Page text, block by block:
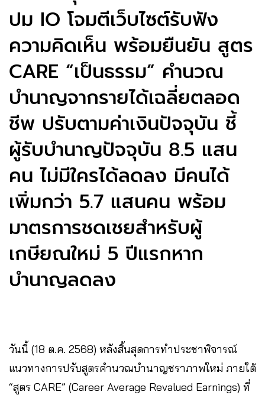
ปม IO โจมตีเว็บไซต์รับฟัง
ความคิดเห็น พร้อมยืนยัน สูตร
CARE “เป็นธรรม” คำนวณ
บำนาญจากรายได้เฉลี่ยตลอด
ชีพ ปรับตามค่าเงินปัจจุบัน ชี้
ผู้รับบำนาญปัจจุบัน 8.5 แสน
คน ไม่มีใครได้ลดลง มีคนได้
เพิ่มกว่า 5.7 แสนคน พร้อม
มาตรการชดเชยสำหรับผู้
เกษียณใหม่ 5 ปีแรกหาก
บำนาญลดลง
วันนี้ (18 ต.ค. 2568) หลังสิ้นสุดการทำประชาพิจารณ์
แนวทางการปรับสูตรคำนวณบำนาญชราภาพใหม่ ภายใต้
“สูตร CARE” (Career Average Revalued Earnings) ที่